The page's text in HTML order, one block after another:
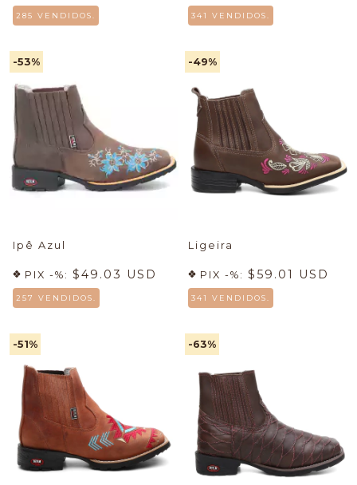
285 VENDIDOS. 341 VENDIDOS.
-53%
Ipê Azul
PIX -%: $49.03 USD
257 VENDIDOS.
-49%
Ligeira
PIX -%: $59.01 USD
341 VENDIDOS.
-51% -63%